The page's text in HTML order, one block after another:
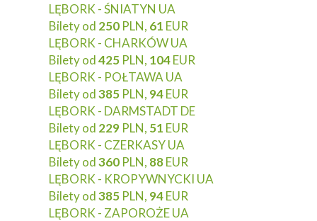
LĘBORK - ŚNIATYN UA
Bilety od 250 PLN, 61 EUR
LĘBORK - CHARKÓW UA
Bilety od425 PLN, 104EUR
LĘBORK - POŁTAWA UA
Bilety od385 PLN, 94EUR
LĘBORK - DARMSTADT DE
Bilety od 229 PLN, 51 EUR
LĘBORK - CZERKASY UA
Bilety od360 PLN, 88EUR
LĘBORK - KROPYWNYCKI UA
Bilety od385 PLN, 94EUR
LĘBORK - ZAPOROŻE UA